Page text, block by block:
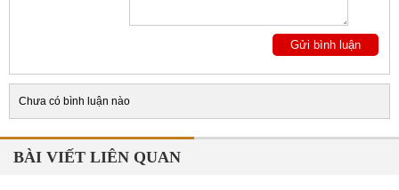
Chưa có bình luận nào
BÀI VIẾT LIÊN QUAN